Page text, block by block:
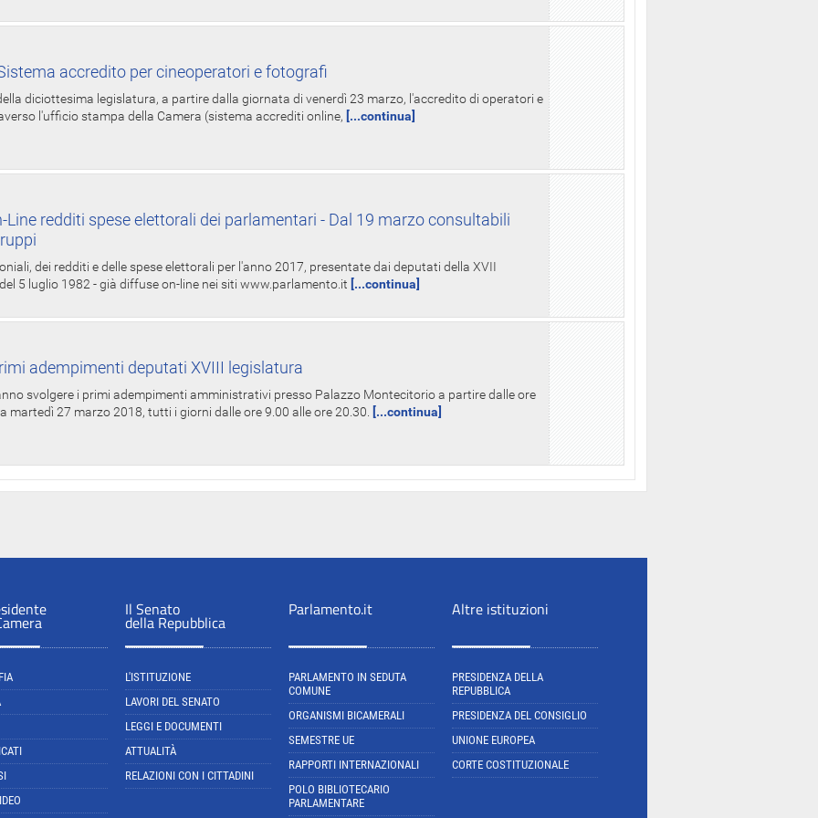
accredito per cineoperatori e fotografi
diciottesima legislatura, a partire dalla giornata di venerdì 23 marzo, l'accredito di operatori e
l'ufficio stampa della Camera (sistema accrediti online, [...continua]
redditi spese elettorali dei parlamentari - Dal 19 marzo consultabili
dei redditi e delle spese elettorali per l'anno 2017, presentate dai deputati della XVII
5 luglio 1982 - già diffuse on-line nei siti www.parlamento.it [...continua]
adempimenti deputati XVIII legislatura
svolgere i primi adempimenti amministrativi presso Palazzo Montecitorio a partire dalle ore
27 marzo 2018, tutti i giorni dalle ore 9.00 alle ore 20.30.
[...continua]
Il Senato
della Repubblica
L'ISTITUZIONE
LAVORI DEL SENATO
LEGGI E DOCUMENTI
ATTUALITÀ
RELAZIONI CON I CITTADINI
Parlamento.it
PARLAMENTO IN SEDUTA
COMUNE
ORGANISMI BICAMERALI
SEMESTRE UE
RAPPORTI INTERNAZIONALI
POLO BIBLIOTECARIO
PARLAMENTARE
Altre istituzioni
PRESIDENZA DELLA
REPUBBLICA
PRESIDENZA DEL CONSIGLIO
UNIONE EUROPEA
CORTE COSTITUZIONALE